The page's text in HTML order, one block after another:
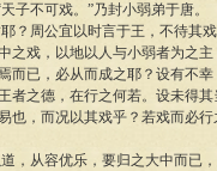
子不可戏。”乃封小弱弟于唐。
？周公宜以时言于王，不待其戏
之戏，以地以人与小弱者为之主
而已，必从而成之耶？设有不
者之德，在行之何若。设未得
也，而况以其戏乎？若戏而必
，从容优乐，要归之大中而已